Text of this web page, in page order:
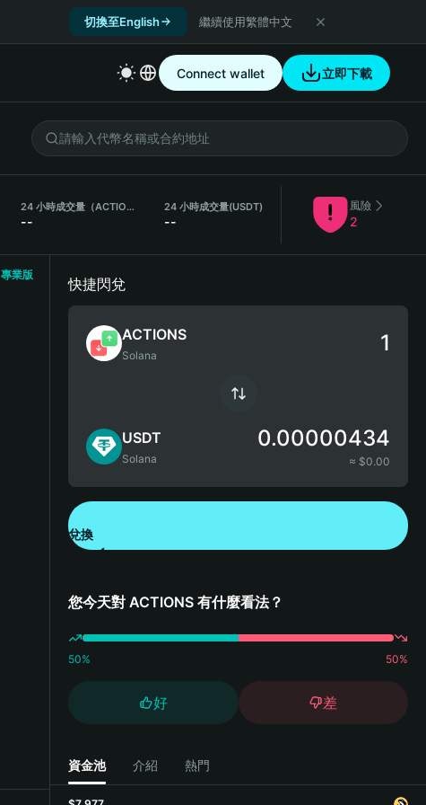
切換至English 繼續使用繁體中文
Connect wallet 立即下載
24 小時成交量（ACTIONS）
--
24 小時成交量(USDT)
--
風險
2
專業版
快捷閃兌
ACTIONS
Solana
USDT
Solana
0.00000434
≈ $0.00
兌換
您今天對 ACTIONS 有什麼看法？
50% 50%
好 差
資金池 介紹 熱門